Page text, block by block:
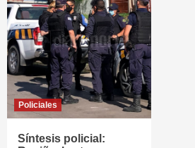
Policiales
Síntesis policial: